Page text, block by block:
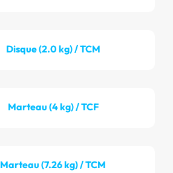
Disque (2.0 kg) / TCM
Marteau (4 kg) / TCF
Marteau (7.26 kg) / TCM